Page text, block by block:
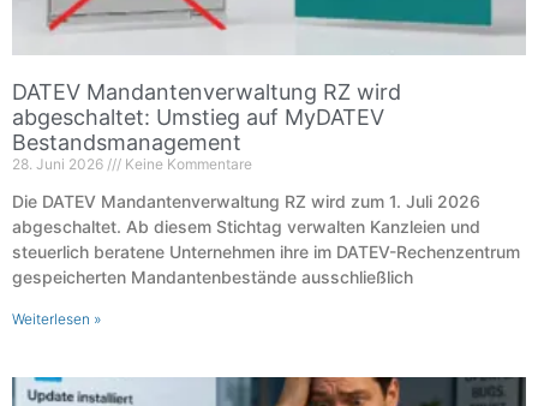
DATEV Mandantenverwaltung RZ wird
abgeschaltet: Umstieg auf MyDATEV
Bestandsmanagement
28. Juni 2026 Keine Kommentare
Die DATEV Mandantenverwaltung RZ wird zum 1. Juli 2026
abgeschaltet. Ab diesem Stichtag verwalten Kanzleien und
steuerlich beratene Unternehmen ihre im DATEV-Rechenzentrum
gespeicherten Mandantenbestände ausschließlich
Weiterlesen »